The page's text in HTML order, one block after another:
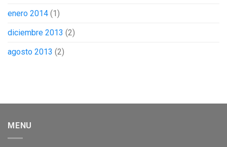
enero 2014 (1)
diciembre 2013 (2)
agosto 2013 (2)
MENU